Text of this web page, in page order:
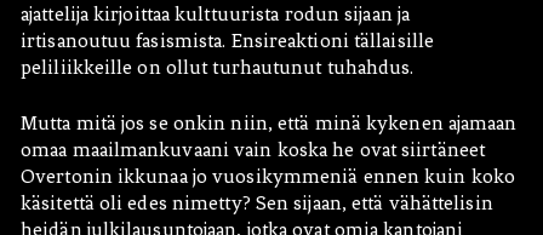
ajattelija kirjoittaa kulttuurista rodun sijaan ja
irtisanoutuu fasismista. Ensireaktioni tällaisille
peliliikkeille on ollut turhautunut tuhahdus.
Mutta mitä jos se onkin niin, että minä kykenen ajamaan
omaa maailmankuvaani vain koska he ovat siirtäneet
Overtonin ikkunaa jo vuosikymmeniä ennen kuin koko
käsitettä oli edes nimetty? Sen sijaan, että vähättelisin
heidän julkilausuntojaan, jotka ovat omia kantojani